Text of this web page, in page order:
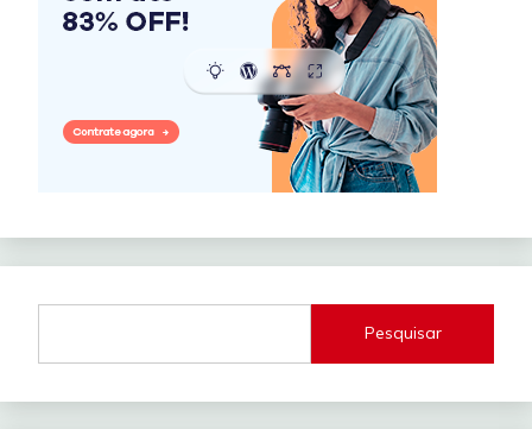
Pesquisar